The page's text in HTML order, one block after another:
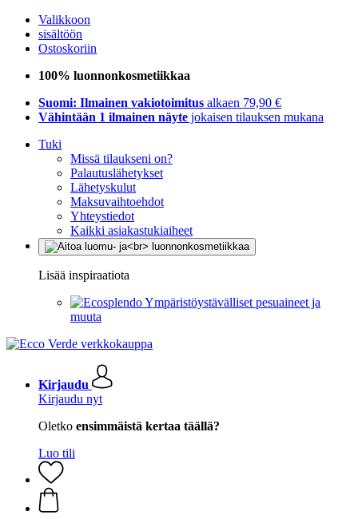
Valikkoon
sisältöön
Ostoskoriin
100% luonnonkosmetiikkaa
Suomi: Ilmainen vakiotoimitus alkaen 79,90 €
Vähintään 1 ilmainen näyte jokaisen tilauksen mukana
Tuki
Missä tilaukseni on?
Palautuslähetykset
Lähetyskulut
Maksuvaihtoehdot
Yhteystiedot
Kaikki asiakastukiaiheet
Lisää inspiraatiota
Ympäristöystävälliset pesuaineet ja
muuta
Kirjaudu
Kirjaudu nyt
Oletko ensimmäistä kertaa täällä?
Luo tili